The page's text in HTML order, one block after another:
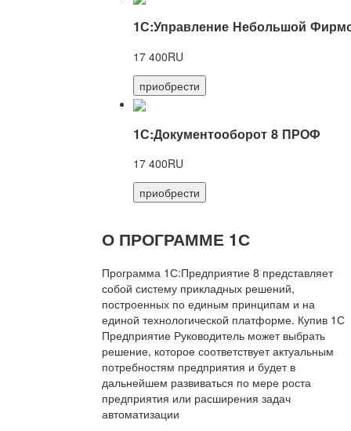
1С:Управление Небольшой
17 400RU
приобрести
1С:Документооборот 8 ПРОФ
17 400RU
приобрести
О ПРОГРАММЕ 1С
Программа 1С:Предприятие 8 представляет
собой систему прикладных решений,
построенных по единым принципам и на
единой технологической платформе. Купив 1С
Предприятие Руководитель может выбрать
решение, которое соответствует актуальным
потребностям предприятия и будет в
дальнейшем развиваться по мере роста
предприятия или расширения задач
автоматизации